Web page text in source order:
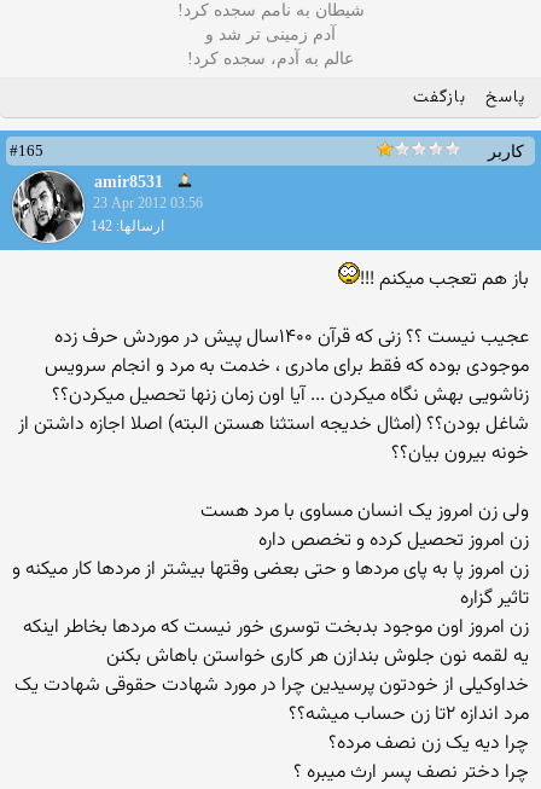
شیطان به نامم سجده کرد!
آدم زمینی تر شد و
عالم به آدم، سجده کرد!
پاسخ بازگفت
کاربر
#165
amir8531
23 Apr 2012 03:56
ارسالها: 142
باز هم تعجب میکنم !!!
عجیب نیست ؟؟ زنی که قرآن ۱۴۰۰سال پیش در موردش حرف زده
موجودی بوده که فقط برای مادری ، خدمت به مرد و انجام سرویس
زناشویی بهش نگاه میکردن ... آیا اون زمان زنها تحصیل میکردن؟؟
شاغل بودن؟؟ (امثال خدیجه استثنا هستن البته) اصلا اجازه داشتن از
خونه بیرون بیان؟؟
ولی زن امروز یک انسان مساوی با مرد هست
زن امروز تحصیل کرده و تخصص داره
زن امروز پا به پای مردها و حتی بعضی وقتها بیشتر از مردها کار میکنه و
تاثیر گزاره
زن امروز اون موجود بدبخت توسری خور نیست که مردها بخاطر اینکه
یه لقمه نون جلوش بندازن هر کاری خواستن باهاش بکنن
خداوکیلی از خودتون پرسیدین چرا در مورد شهادت حقوقی شهادت یک
مرد اندازه ۲تا زن حساب میشه؟؟
چرا دیه یک زن نصف مرده؟
چرا دختر نصف پسر ارث میبره ؟